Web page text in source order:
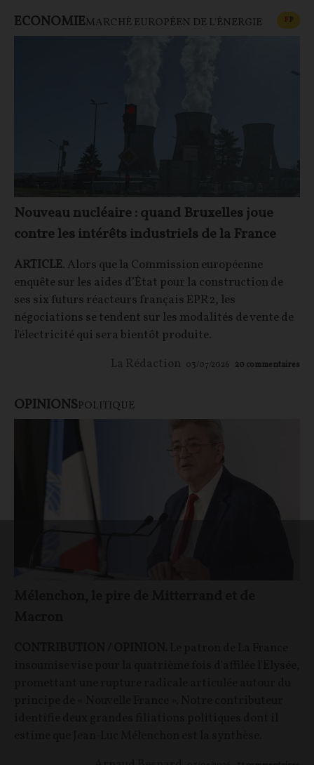
ECONOMIEMARCHÉ EUROPÉEN DE L'ÉNERGIE FP
Nouveau nucléaire : quand Bruxelles joue
contre les intérêts industriels de la France
ARTICLE. Alors que la Commission européenne
enquête sur les aides d’État pour la construction de
ses six futurs réacteurs français EPR2, les
négociations se tendent sur les modalités de vente de
l'électricité qui sera bientôt produite.
La Rédaction 03/07/2026 20 commentaires
OPINIONSPOLITIQUE